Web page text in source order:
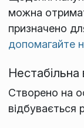
можна
призначено
допомагайте
Нестабільна
Створено на
відбувається